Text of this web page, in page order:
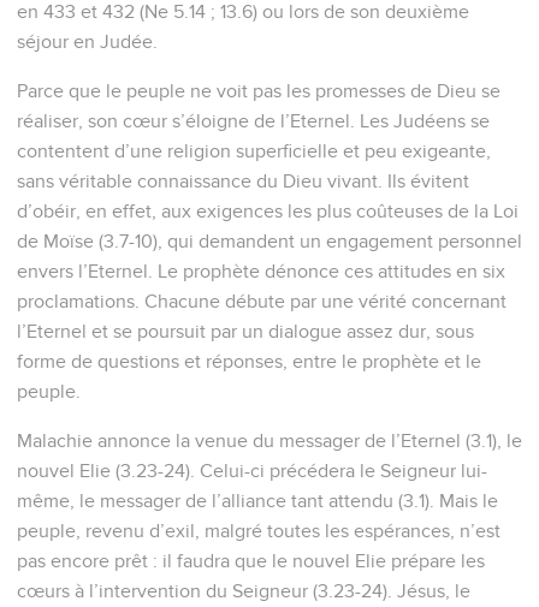
en 433 et 432 (Ne 5.14 ; 13.6) ou lors de son deuxième
séjour en Judée.
Parce que le peuple ne voit pas les promesses de Dieu se
réaliser, son cœur s’éloigne de l’Eternel. Les Judéens se
contentent d’une religion superficielle et peu exigeante,
sans véritable connaissance du Dieu vivant. Ils évitent
d’obéir, en effet, aux exigences les plus coûteuses de la Loi
de Moïse (3.7-10), qui demandent un engagement personnel
envers l’Eternel. Le prophète dénonce ces attitudes en six
proclamations. Chacune débute par une vérité concernant
l’Eternel et se poursuit par un dialogue assez dur, sous
forme de questions et réponses, entre le prophète et le
peuple.
Malachie annonce la venue du messager de l’Eternel (3.1), le
nouvel Elie (3.23-24). Celui-ci précédera le Seigneur lui-
même, le messager de l’alliance tant attendu (3.1). Mais le
peuple, revenu d’exil, malgré toutes les espérances, n’est
pas encore prêt : il faudra que le nouvel Elie prépare les
cœurs à l’intervention du Seigneur (3.23-24). Jésus, le